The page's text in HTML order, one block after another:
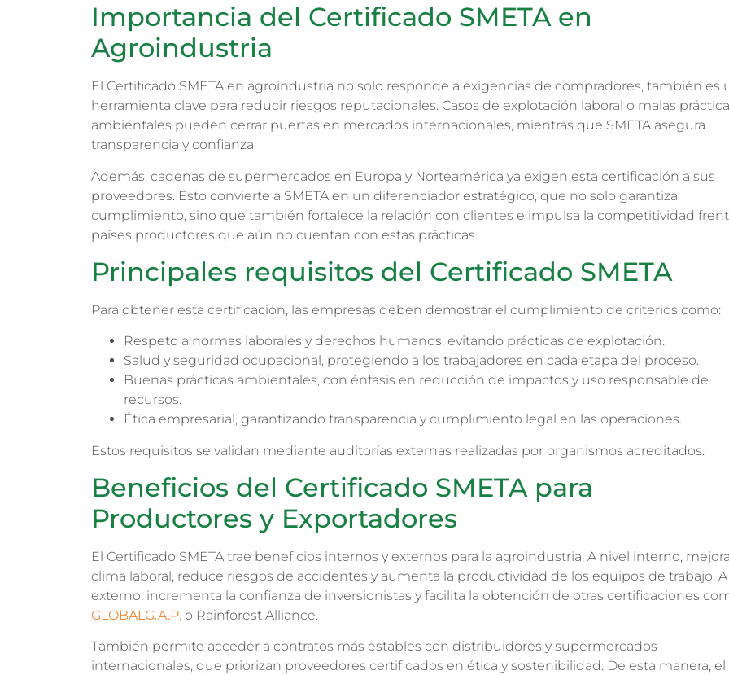
Importancia del Certificado SMETA en
Agroindustria
El Certificado SMETA en agroindustria no solo responde a exigencias de compradores, también es
herramienta clave para reducir riesgos reputacionales. Casos de explotación laboral o malas
ambientales pueden cerrar puertas en mercados internacionales, mientras que SMETA asegura
transparencia y confianza.
Además, cadenas de supermercados en Europa y Norteamérica ya exigen esta certificación a sus
proveedores. Esto convierte a SMETA en un diferenciador estratégico, que no solo garantiza
cumplimiento, sino que también fortalece la relación con clientes e impulsa la competitividad
países productores que aún no cuentan con estas prácticas.
Principales requisitos del Certificado SMETA
Para obtener esta certificación, las empresas deben demostrar el cumplimiento de criterios como:
Respeto a normas laborales y derechos humanos, evitando prácticas de explotación.
Salud y seguridad ocupacional, protegiendo a los trabajadores en cada etapa del proceso.
Buenas prácticas ambientales, con énfasis en reducción de impactos y uso responsable de
recursos.
Ética empresarial, garantizando transparencia y cumplimiento legal en las operaciones.
Estos requisitos se validan mediante auditorías externas realizadas por organismos acreditados.
Beneficios del Certificado SMETA para
Productores y Exportadores
El Certificado SMETA trae beneficios internos y externos para la agroindustria. A nivel interno,
clima laboral, reduce riesgos de accidentes y aumenta la productividad de los equipos de trabajo.
externo, incrementa la confianza de inversionistas y facilita la obtención de otras certificaciones
GLOBALG.A.P. o Rainforest Alliance.
También permite acceder a contratos más estables con distribuidores y supermercados
internacionales, que priorizan proveedores certificados en ética y sostenibilidad. De esta manera, el